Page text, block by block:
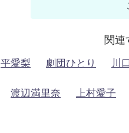
関連
平愛梨 劇団ひとり 川
渡辺満里奈 上村愛子